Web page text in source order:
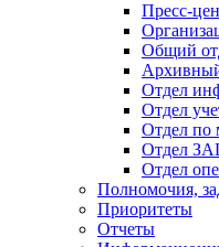
Пресс-
Общий
Отдел
Отдел
Отдел по
Отдел
Отдел
Полномочия,
Приоритеты
Отчеты